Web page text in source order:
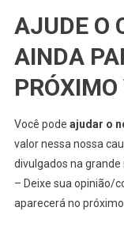
AJUDE O
AINDA
PRÓXIMO
Você pode ajudar o
valor nessa nossa
divulgados na grande
– Deixe sua opinião/
aparecerá no